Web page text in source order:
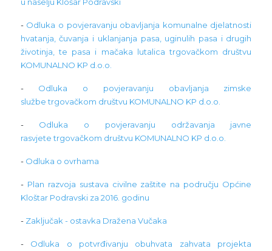
- Odluka o povjeravanju obavljanja komunalne djelatnosti
hvatanja, čuvanja i uklanjanja pasa, uginulih pasa i drugih
životinja, te pasa i mačaka lutalica trgovačkom društvu
KOMUNALNO KP d.o.o.
- Odluka o povjeravanju obavljanja zimske
službe trgovačkom društvu KOMUNALNO KP d.o.o.
- Odluka o povjeravanju održavanja javne
rasvjete trgovačkom društvu KOMUNALNO KP d.o.o.
-Odluka o ovrhama
- Plan razvoja sustava civilne zaštite na području Općine
Kloštar Podravski za 2016. godinu
- Zaključak - ostavka Dražena Vučaka
- Odluka o potvrđivanju obuhvata zahvata projekta